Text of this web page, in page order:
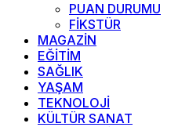
PUAN DURUMU
FİKSTÜR
MAGAZİN
EĞİTİM
SAĞLIK
YAŞAM
TEKNOLOJİ
KÜLTÜR SANAT